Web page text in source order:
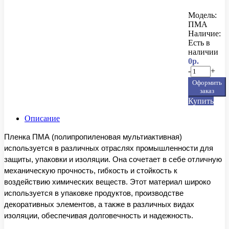
Модель:
ПМА
Наличие:
Есть в
наличии
0р.
-
+
Оформить
заказ
Купить
Описание
Пленка ПМА (полипропиленовая мультиактивная)
используется в различных отраслях промышленности для
защиты, упаковки и изоляции. Она сочетает в себе отличную
механическую прочность, гибкость и стойкость к
воздействию химических веществ. Этот материал широко
используется в упаковке продуктов, производстве
декоративных элементов, а также в различных видах
изоляции, обеспечивая долговечность и надежность.